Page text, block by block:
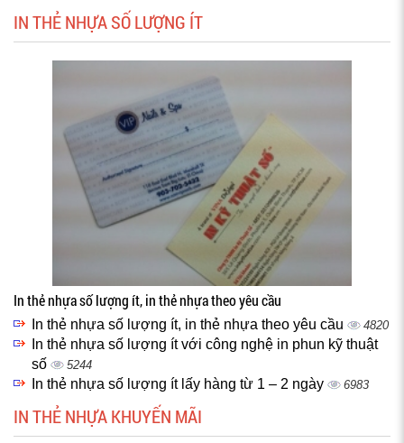
IN THẺ NHỰA SỐ LƯỢNG ÍT
In thẻ nhựa số lượng ít, in thẻ nhựa theo yêu cầu
In thẻ nhựa số lượng ít, in thẻ nhựa theo yêu cầu 4820
In thẻ nhựa số lượng ít với công nghệ in phun kỹ thuật
số
5244
In thẻ nhựa số lượng ít lấy hàng từ 1 – 2 ngày 6983
IN THẺ NHỰA KHUYẾN MÃI